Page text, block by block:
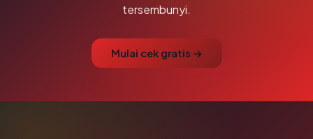
tersembunyi.
Mulai cek gratis →